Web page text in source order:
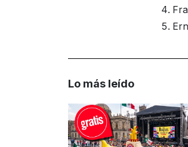
Lo más leído